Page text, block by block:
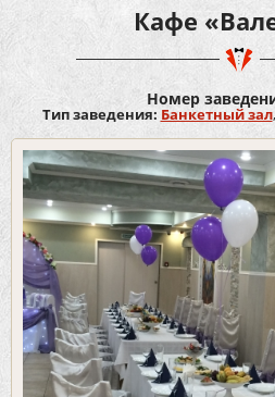
Кафе
Номер
Тип заведения: Банкетный зал,